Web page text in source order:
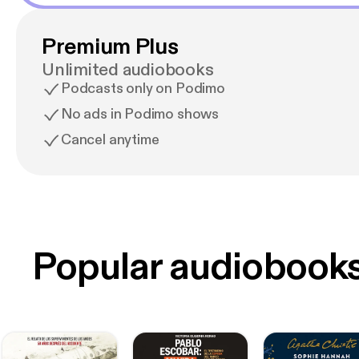
Premium Plus
Unlimited audiobooks
Podcasts only on Podimo
No ads in Podimo shows
Cancel anytime
Popular